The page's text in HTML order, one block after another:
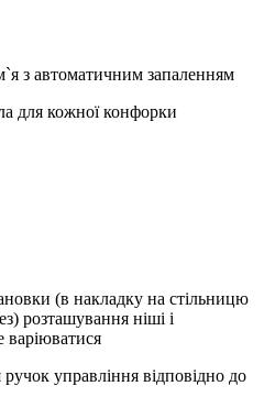
з автоматичним запаленням
для кожної конфорки
(в накладку на стільницю
розташування ніші і
управління відповідно до